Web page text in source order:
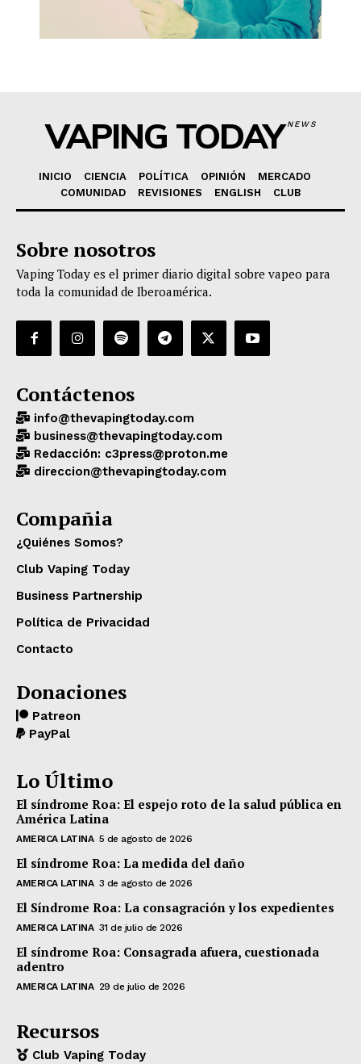
VAPING TODAYNEWS
INICIO CIENCIA POLÍTICA OPINIÓN
MERCADO
COMUNIDAD
REVISIONES ENGLISH CLUB
Sobre nosotros
Vaping Today es el primer diario digital sobre vapeo para
toda la comunidad de Iberoamérica.
Contáctenos
info@thevapingtoday.com
business@thevapingtoday.com
Redacción: c3press@proton.me
direccion@thevapingtoday.com
Compañia
¿Quiénes Somos?
Club Vaping Today
Business Partnership
Política de Privacidad
Contacto
Donaciones
Patreon
PayPal
Lo Último
El síndrome Roa: El espejo roto de la salud pública en
América Latina
AMERICA LATINA 5 de agosto de 2026
El síndrome Roa: La medida del daño
AMERICA LATINA 3 de agosto de 2026
El Síndrome Roa: La consagración y los expedientes
AMERICA LATINA 31 de julio de 2026
El síndrome Roa: Consagrada afuera, cuestionada
adentro
AMERICA LATINA 29 de julio de 2026
Recursos
Club Vaping Today